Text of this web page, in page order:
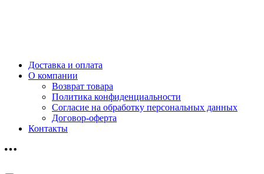
Доставка и оплата
О компании
Возврат товара
Политика конфиденциальности
Согласие на обработку персональных данных
Договор-оферта
Контакты